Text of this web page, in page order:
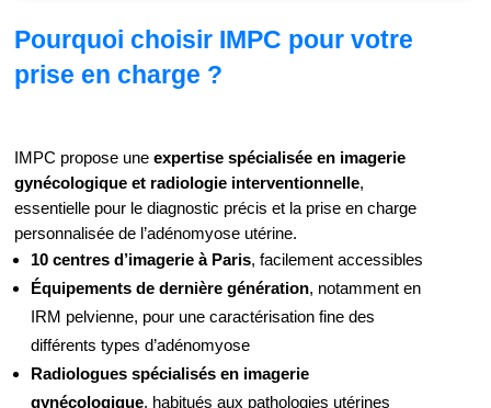
Pourquoi choisir IMPC pour votre
prise en charge ?
IMPC propose uneexpertise spécialisée en imagerie
gynécologique et radiologie interventionnelle,
essentielle pour le diagnostic précis et la prise en charge
personnalisée de l’adénomyose utérine.
10 centres d’imagerie à Paris, facilement accessibles
Équipements de dernière génération, notamment en
IRM pelvienne, pour une caractérisation fine des
différents types d’adénomyose
Radiologues spécialisés en imagerie
gynécologique, habitués aux pathologies utérines